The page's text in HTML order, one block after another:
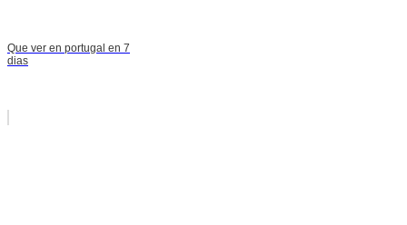
Que ver en portugal en 7
dias